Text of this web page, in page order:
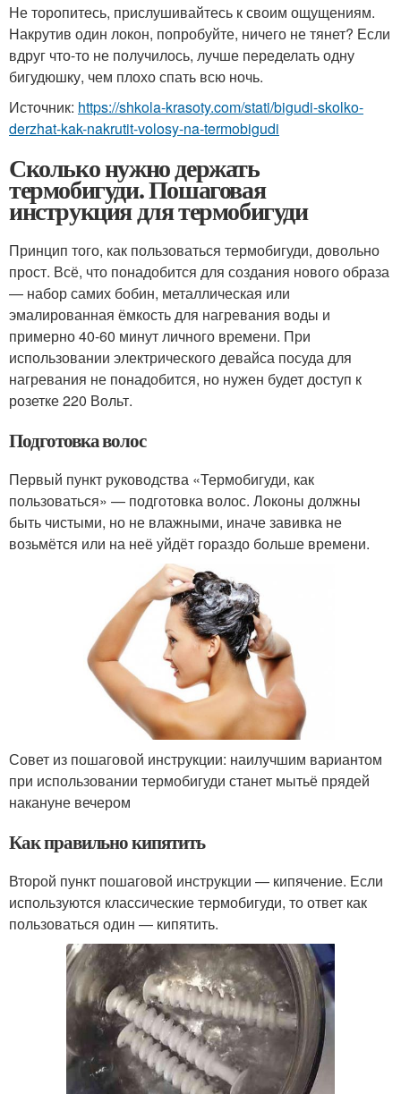
Не торопитесь, прислушивайтесь к своим ощущениям.
Накрутив один локон, попробуйте, ничего не тянет? Если
вдруг что-то не получилось, лучше переделать одну
бигудюшку, чем плохо спать всю ночь.
Источник: https://shkola-krasoty.com/stati/bigudi-skolko-
derzhat-kak-nakrutit-volosy-na-termobigudi
Сколько нужно держать
термобигуди. Пошаговая
инструкция для термобигуди
Принцип того, как пользоваться термобигуди, довольно
прост. Всё, что понадобится для создания нового образа
— набор самих бобин, металлическая или
эмалированная ёмкость для нагревания воды и
примерно 40-60 минут личного времени. При
использовании электрического девайса посуда для
нагревания не понадобится, но нужен будет доступ к
розетке 220 Вольт.
Подготовка волос
Первый пункт руководства «Термобигуди, как
пользоваться» — подготовка волос. Локоны должны
быть чистыми, но не влажными, иначе завивка не
возьмётся или на неё уйдёт гораздо больше времени.
Совет из пошаговой инструкции: наилучшим вариантом
при использовании термобигуди станет мытьё прядей
накануне вечером
Как правильно кипятить
Второй пункт пошаговой инструкции — кипячение. Если
используются классические термобигуди, то ответ как
пользоваться один — кипятить.